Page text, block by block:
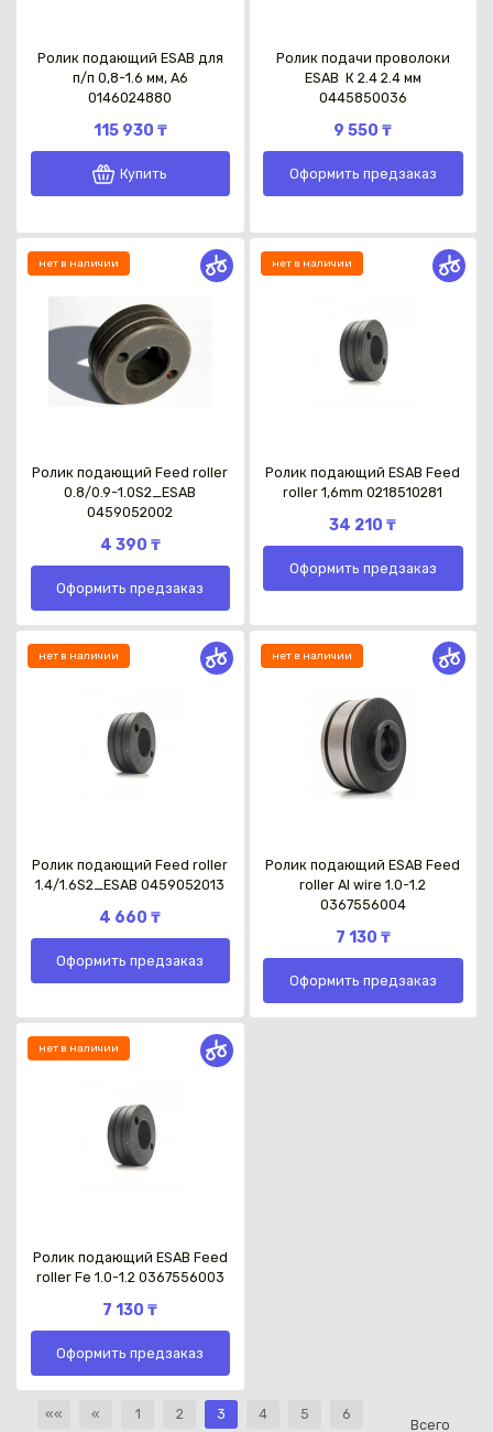
Ролик подающий ESAB для
п/п 0,8-1.6 мм, А6
0146024880
115 930 ₸
Купить
Ролик подачи проволоки
ESAB Ѵ К 2.4 2.4 мм
0445850036
9 550 ₸
Оформить предзаказ
нет в наличии
Ролик подающий Feed roller
0.8/0.9-1.0S2_ESAB
0459052002
4 390 ₸
Оформить предзаказ
нет в наличии
Ролик подающий ESAB Feed
roller 1,6mm 0218510281
34 210 ₸
Оформить предзаказ
нет в наличии
Ролик подающий Feed roller
1.4/1.6S2_ESAB 0459052013
4 660 ₸
Оформить предзаказ
нет в наличии
Ролик подающий ESAB Feed
roller Al wire 1.0-1.2
0367556004
7 130 ₸
Оформить предзаказ
нет в наличии
Ролик подающий ESAB Feed
roller Fe 1.0-1.2 0367556003
7 130 ₸
Оформить предзаказ
Всего
«« « 1 2 3 4 5 6